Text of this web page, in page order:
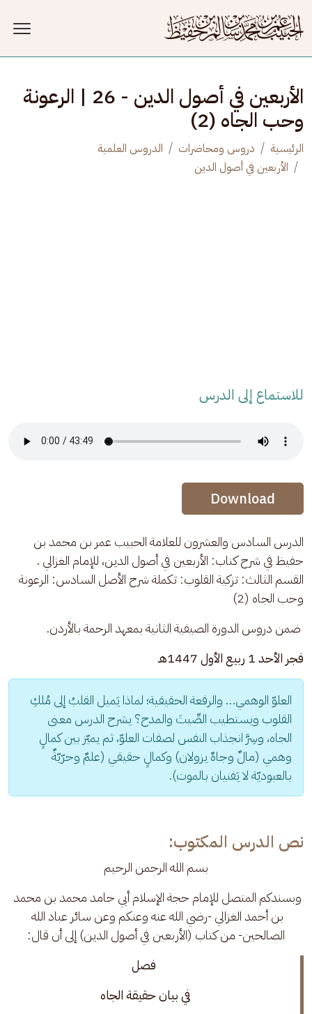
الأربعين في أصول الدين - 26 | الرعونة
وحب الجاه (2)
الرئيسية دروس ومحاضرات
الدروس العلمية
الأربعين في أصول الدين
للاستماع إلى الدرس
Audio Stream
Audio Stream
Download
الدرس السادس والعشرون للعلامة الحبيب عمر بن محمد بن
حفيظ في شرح كتاب: الأربعين في أصول الدين، للإمام الغزالي .
القسم الثالث: تزكية القلوب: تكملة شرح الأصل السادس: الرعونة
وحب الجاه (2)
ضمن دروس الدورة الصيفية الثانية بمعهد الرحمة بالأردن.
فجر الأحد 1 ربيع الأول 1447هـ
العلوّ الوهمي… والرفعة الحقيقية؛ لماذا يَميل القلبُ إلى مُلكِ
القلوب ويستطيب الصِّيتَ والمدح؟ يشرح الدرس معنى
الجاه، وسِرَّ انجذاب النفس لصفات العلوّ، ثم يميّز بين كمالٍ
وهمي (مالٌ وجاهٌ يزولان) وكمالٍ حقيقي (علمٌ وحرّيّةٌ
بالعبوديّة لا يَفنيان بالموت).
نص الدرس المكتوب:
بسم الله الرحمن الرحيم
وبسندكم المتصل للإمام حجة الإسلام أبي حامد محمد بن محمد
بن أحمد الغزالي -رضي الله عنه وعنكم وعن سائر عباد الله
الصالحين- من كتاب (الأربعين في أصول الدين) إلى أن قال:
فصل
في بيان حقيقة الجاه